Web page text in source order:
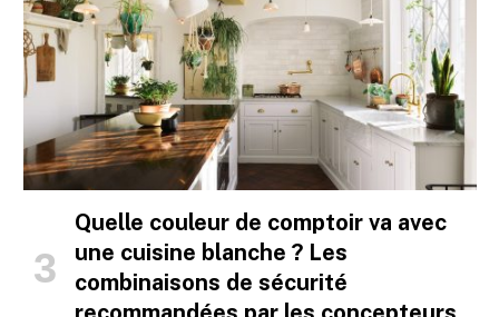
Quelle couleur de comptoir va avec
une cuisine blanche ? Les
combinaisons de sécurité